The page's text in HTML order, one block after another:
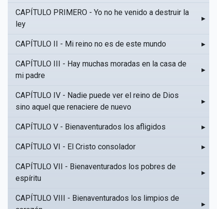
CAPÍTULO PRIMERO - Yo no he venido a destruir la
ley
▸
CAPÍTULO II - Mi reino no es de este mundo ▸
CAPÍTULO III - Hay muchas moradas en la casa de
mi padre
▸
CAPÍTULO IV - Nadie puede ver el reino de Dios
sino aquel que renaciere de nuevo
▸
CAPÍTULO V - Bienaventurados los afligidos ▸
CAPÍTULO VI - El Cristo consolador ▸
CAPÍTULO VII - Bienaventurados los pobres de
espíritu
▸
CAPÍTULO VIII - Bienaventurados los limpios de
▸